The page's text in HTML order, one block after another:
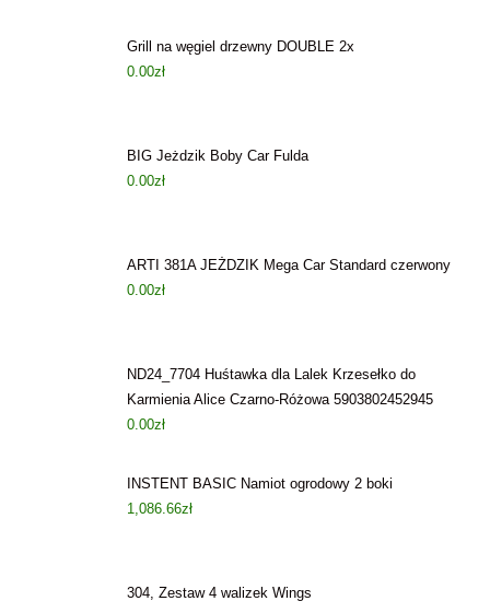
Grill na węgiel drzewny DOUBLE 2x
0.00zł
BIG Jeżdzik Boby Car Fulda
0.00zł
ARTI 381A JEŻDZIK Mega Car Standard czerwony
0.00zł
ND24_7704 Huśtawka dla Lalek Krzesełko do
Karmienia Alice Czarno-Różowa 5903802452945
0.00zł
INSTENT BASIC Namiot ogrodowy 2 boki
1,086.66zł
304, Zestaw 4 walizek Wings